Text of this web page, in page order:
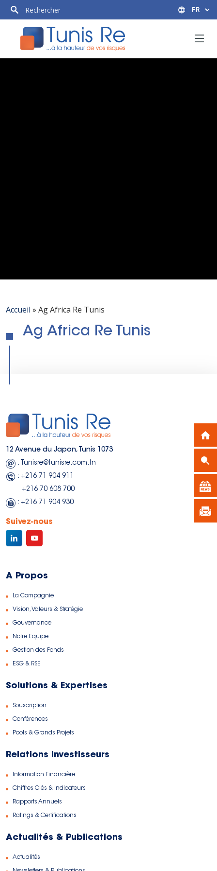
Accueil » Ag Africa Re Tunis
Ag Africa Re Tunis
12 Avenue du Japon, Tunis 1073
: Tunisre@tunisre.com.tn
: +216 71 904 911
+216 70 608 700
: +216 71 904 930
Suivez-nous
A Propos
La Compagnie
Vision, Valeurs & Stratégie
Gouvernance
Notre Equipe
Gestion des Fonds
ESG & RSE
Solutions & Expertises
Souscription
Conférences
Pools & Grands Projets
Relations Investisseurs
Information Financière
Chiffres Clés & Indicateurs
Rapports Annuels
Ratings & Certifications
Actualités & Publications
Actualités